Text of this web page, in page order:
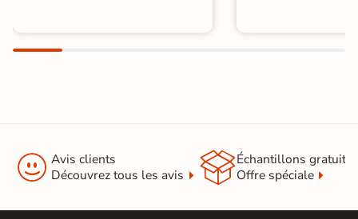
 Avis clients
Découvrez tous les avis
Échantillons gratuit
Offre spéciale